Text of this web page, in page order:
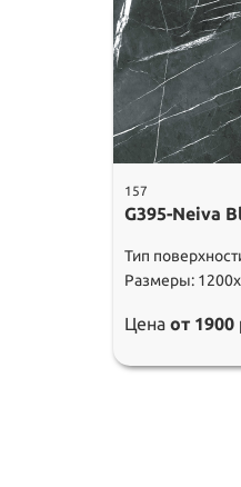
157
G395-Neiva
Тип
Размеры:
Цена от